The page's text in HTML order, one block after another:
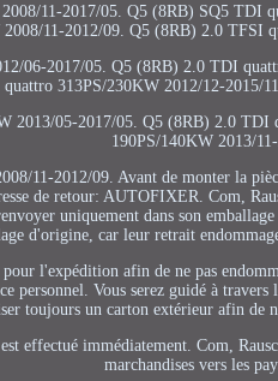
11-2017/05. Q5 (8RB) SQ5 TDI
2008/11-2012/09. Q5 (8RB) 2.0 TFSI
06-2017/05. Q5 (8RB) 2.0 TDI
313PS/230KW 2012/12-2015/
2013/05-2017/05. Q5 (8RB) 2.0
190PS/140KW 2013/
11-2012/09. Avant de monter la
de retour: AUTOFIXER. Com,
uniquement dans son
d'origine, car leur retrait
l'expédition afin de ne pas
personnel. Vous serez guidé à
toujours un carton extérieur afin de
effectué immédiatement. Com,
marchandises vers les